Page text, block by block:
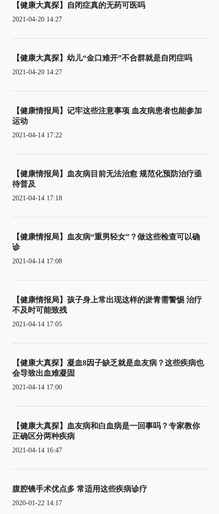
【健康大真探】自闭症真的无药可医吗
2021-04-20 14:27
【健康大真探】幼儿“金口难开”不合群就是自闭症吗
2021-04-20 14:27
【健康情报局】记牢这些注意事项 血友病患者也能参加
运动
2021-04-14 17:22
【健康情报局】血友病目前无法治愈 规范化预防治疗亟
待普及
2021-04-14 17:18
【健康情报局】血友病“重男轻女”？做这些检查可以确
诊
2021-04-14 17:08
【健康情报局】孩子身上常出现这样的淤青需警惕 治疗
不及时可能致残
2021-04-14 17:05
【健康大真探】凝血8因子缺乏就是血友病？这些疾病也
会导致出血难凝固
2021-04-14 17:00
【健康大真探】血友病和白血病是一回事吗？专家教你
正确区分两种疾病
2021-04-14 16:47
腹腔镜手术优点多 常适用这些疾病诊疗
2020-01-22 14:17